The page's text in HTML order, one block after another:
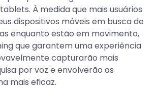
À medida que mais usuários
dispositivos móveis em busca de
enquanto estão em movimento,
que garantem uma experiência
capturarão mais
por voz e envolverão os
mais eficaz.